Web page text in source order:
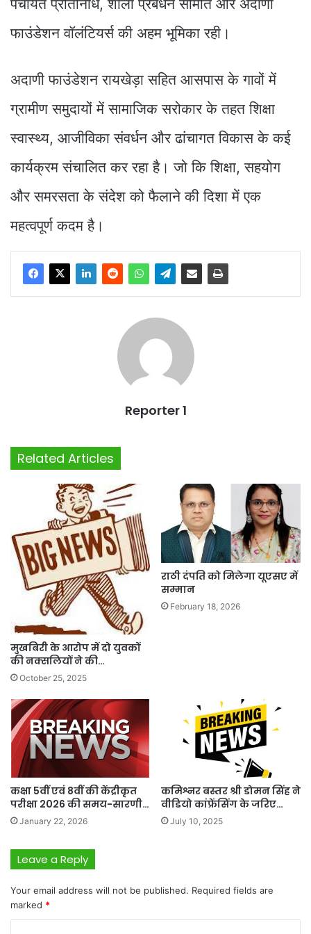
पंचायत प्रतिनिधि, शाला प्रबंधन समिति और अदाणी
फाउंडेशन वॉलंटियर्स की अहम भूमिका रही।
अदाणी फाउंडेशन रायखेड़ा सहित आसपास के गावों में
ग्रामीण समुदायों में सामाजिक सरोकार के तहत शिक्षा
स्वास्थ्य, आजीविका संवर्धन और ढांचागत विकास के कई
कार्यक्रम संचालित कर रहा है। जो कि शिक्षा, सहयोग
और समरसता के संदेश को फैलाने की दिशा में एक
महत्वपूर्ण कदम है।
Reporter 1
Related Articles
मुखबिरी के आरोप में दो युवकों
की नक्सलियों ने की…
October 25, 2025
राठी दंपति को मिलेगा यूएसए में
सम्मान
February 18, 2026
कक्षा 5वीं एवं 8वीं की केंद्रीकृत
परीक्षा 2026 की समय-सारणी…
January 22, 2026
कमिश्नर बस्तर श्री डोमन सिंह ने
वीडियो कांफ्रेंसिंग के जरिए…
July 10, 2025
Leave a Reply
Your email address will not be published. Required fields are
marked *